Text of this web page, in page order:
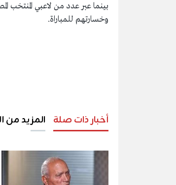
بينما عبر عدد من لاعبي
وخسارتهم للمباراة.
أخبار ذات صلة المزيد من